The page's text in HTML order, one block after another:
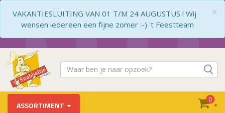
×
VAKANTIESLUITING VAN 01 T/M 24 AUGUSTUS ! Wij
wensen iedereen een fijne zomer :-) 't Feestteam
ASSORTIMENT
0